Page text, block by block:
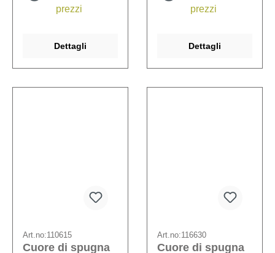
prezzi
Dettagli
prezzi
Dettagli
Art.no:110615
Cuore di spugna
Art.no:116630
Cuore di spugna